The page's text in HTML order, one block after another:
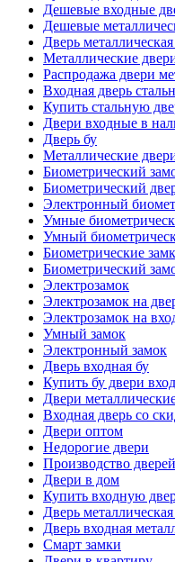
Дешевые входные
Дешевые
Дверь
Металлические
Распродажа двери
Входная дверь
Купить стальную
Двери входные в
Дверь бу
Металлические
Биометрический
Биометрический
Электронный
Умные
Умный
Биометрические
Биометрический
Электрозамок
Электрозамок на
Электрозамок на
Умный замок
Электронный замок
Дверь входная бу
Купить бу двери
Двери
Входная дверь со
Двери оптом
Недорогие двери
Производство дверей
Двери в дом
Купить входную
Дверь
Дверь входная
Смарт замки